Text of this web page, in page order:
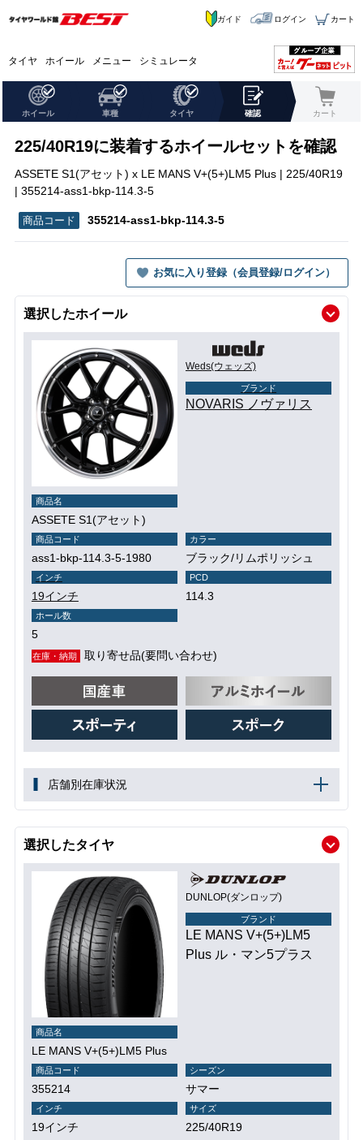
タイヤ ホイール メニュー シミュレータ
ガイド ログイン カート
ホイール 車種 タイヤ 確認 カート
225/40R19に装着するホイールセットを確認
ASSETE S1(アセット) x LE MANS V+(5+)LM5 Plus | 225/40R19
| 355214-ass1-bkp-114.3-5
355214-ass1-bkp-114.3-5
お気に入り登録（会員登録/ログイン）
選択したホイール
Weds(ウェッズ)
ブランド
NOVARIS ノヴァリス
商品名
ASSETE S1(アセット)
商品コード
ass1-bkp-114.3-5-1980
カラー
ブラック/リムポリッシュ
インチ
19インチ
PCD
114.3
ホール数
5
在庫・納期 取り寄せ品(要問い合わせ)
店舗別在庫状況
選択したタイヤ
DUNLOP(ダンロップ)
ブランド
LE MANS V+(5+)LM5
Plus ル・マン5プラス
商品名
LE MANS V+(5+)LM5 Plus
商品コード
355214
シーズン
サマー
インチ
19インチ
サイズ
225/40R19